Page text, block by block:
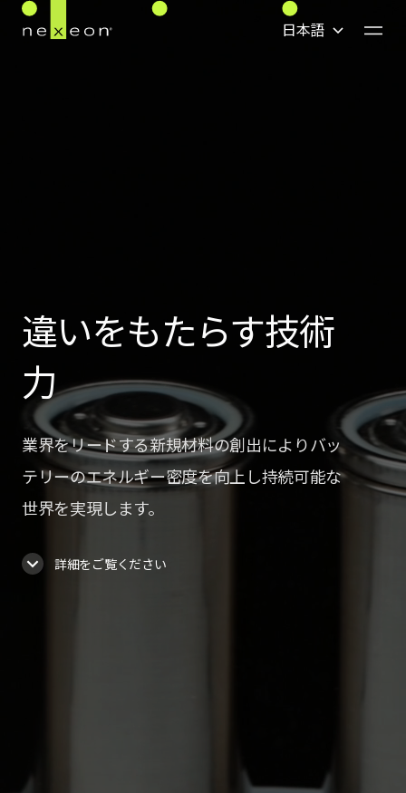
日本語
キャリア情報
コンタクト
違いをもたらす技術
力
業界をリードする新規材料の創出によりバッ
テリーのエネルギー密度を向上し持続可能な
世界を実現します。
詳細をご覧ください